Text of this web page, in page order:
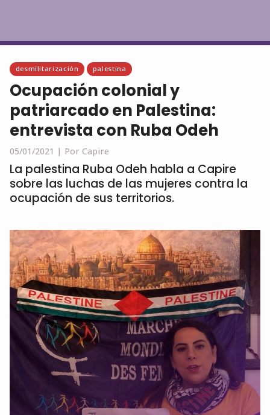
desmilitarización palestina
Ocupación colonial y
patriarcado en Palestina:
entrevista con Ruba Odeh
05/01/2021 | Por Capire
La palestina Ruba Odeh habla a Capire
sobre las luchas de las mujeres contra la
ocupación de sus territorios.